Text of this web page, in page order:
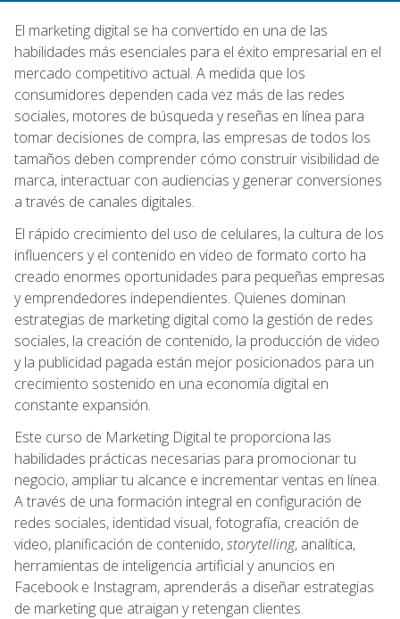
El marketing digital se ha convertido en una de las
habilidades más esenciales para el éxito empresarial en el
mercado competitivo actual. A medida que los
consumidores dependen cada vez más de las redes
sociales, motores de búsqueda y reseñas en línea para
tomar decisiones de compra, las empresas de todos los
tamaños deben comprender cómo construir visibilidad de
marca, interactuar con audiencias y generar conversiones
a través de canales digitales.
El rápido crecimiento del uso de celulares, la cultura de los
influencers y el contenido en video de formato corto ha
creado enormes oportunidades para pequeñas empresas
y emprendedores independientes. Quienes dominan
estrategias de marketing digital como la gestión de redes
sociales, la creación de contenido, la producción de video
y la publicidad pagada están mejor posicionados para un
crecimiento sostenido en una economía digital en
constante expansión.
Este curso de Marketing Digital te proporciona las
habilidades prácticas necesarias para promocionar tu
negocio, ampliar tu alcance e incrementar ventas en línea.
A través de una formación integral en configuración de
redes sociales, identidad visual, fotografía, creación de
video, planificación de contenido,storytelling, analítica,
herramientas de inteligencia artificial y anuncios en
Facebook e Instagram, aprenderás a diseñar estrategias
de marketing que atraigan y retengan clientes.